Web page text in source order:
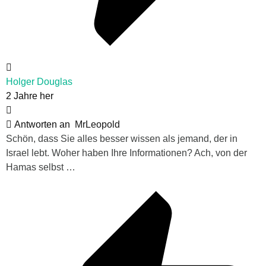
Holger Douglas
2 Jahre her
Antworten an
MrLeopold
Schön, dass Sie alles besser wissen als jemand, der in
Israel lebt. Woher haben Ihre Informationen? Ach, von der
Hamas selbst …